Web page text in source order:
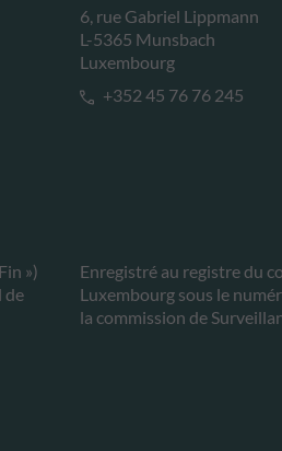
»)
de
6, rue Gabriel Lippmann
L-5365 Munsbach
Luxembourg
+352 45 76 76 245
Enregistré au registre du
Luxembourg sous le
la commission de